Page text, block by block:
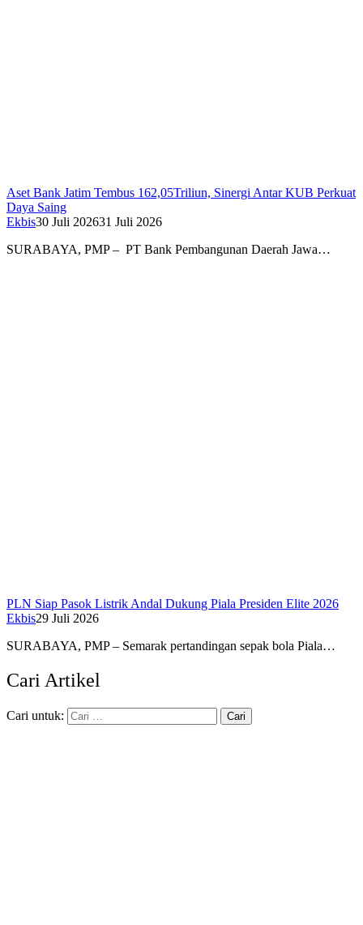
Aset Bank Jatim Tembus 162,05Triliun, Sinergi Antar KUB Perkuat
Daya Saing
Ekbis30 Juli 202631 Juli 2026
SURABAYA, PMP – PT Bank Pembangunan Daerah Jawa…
PLN Siap Pasok Listrik Andal Dukung Piala Presiden Elite 2026
Ekbis29 Juli 2026
SURABAYA, PMP – Semarak pertandingan sepak bola Piala…
Cari Artikel
Cari untuk: